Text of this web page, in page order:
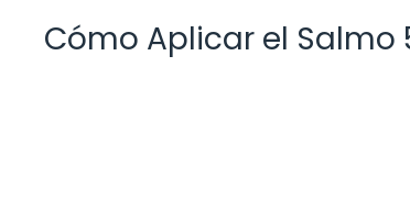
Cómo Aplicar el Salmo